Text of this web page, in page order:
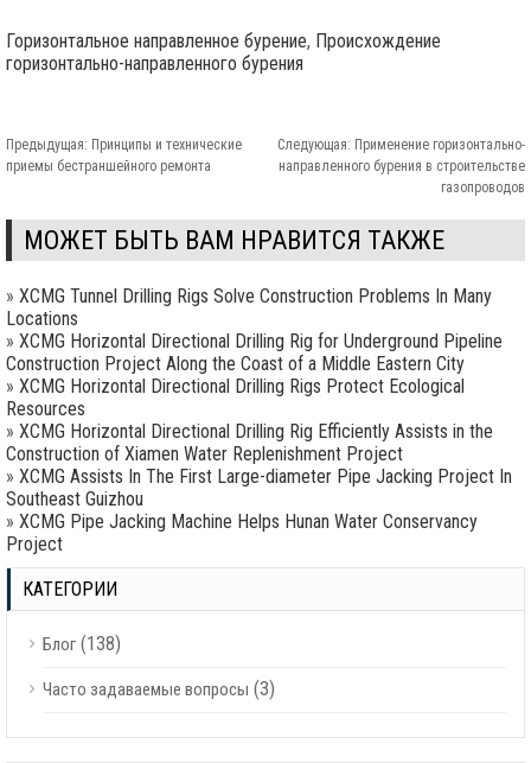
Горизонтальное направленное бурение, Происхождение
горизонтально-направленного бурения
Предыдущая: Принципы и технические
приемы бестраншейного ремонта
Следующая: Применение горизонтально-
направленного бурения в строительстве
газопроводов
МОЖЕТ БЫТЬ ВАМ НРАВИТСЯ ТАКЖЕ
» XCMG Tunnel Drilling Rigs Solve Construction Problems In Many
Locations
» XCMG Horizontal Directional Drilling Rig for Underground Pipeline
Construction Project Along the Coast of a Middle Eastern City
» XCMG Horizontal Directional Drilling Rigs Protect Ecological
Resources
» XCMG Horizontal Directional Drilling Rig Efficiently Assists in the
Construction of Xiamen Water Replenishment Project
» XCMG Assists In The First Large-diameter Pipe Jacking Project In
Southeast Guizhou
» XCMG Pipe Jacking Machine Helps Hunan Water Conservancy
Project
КАТЕГОРИИ
Блог (138)
Часто задаваемые вопросы (3)